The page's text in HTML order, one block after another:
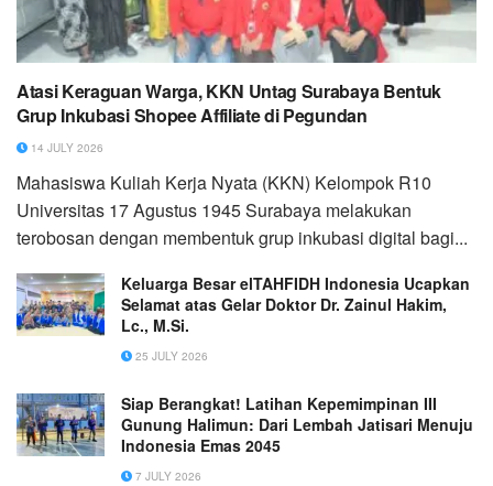
Atasi Keraguan Warga, KKN Untag Surabaya Bentuk
Grup Inkubasi Shopee Affiliate di Pegundan
14 JULY 2026
Mahasiswa Kuliah Kerja Nyata (KKN) Kelompok R10
Universitas 17 Agustus 1945 Surabaya melakukan
terobosan dengan membentuk grup inkubasi digital bagi...
Keluarga Besar elTAHFIDH Indonesia Ucapkan
Selamat atas Gelar Doktor Dr. Zainul Hakim,
Lc., M.Si.
25 JULY 2026
Siap Berangkat! Latihan Kepemimpinan III
Gunung Halimun: Dari Lembah Jatisari Menuju
Indonesia Emas 2045
7 JULY 2026